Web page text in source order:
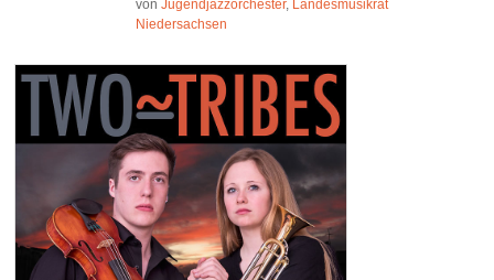
vonJugendjazzorchester, Landesmusikrat
Niedersachsen